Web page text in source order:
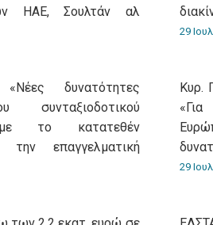
ΗΑΕ, Σουλτάν αλ
29
δυνατότητες
συνταξιοδοτικού
με το κατατεθέν
την επαγγελματική
Κυρ.
29